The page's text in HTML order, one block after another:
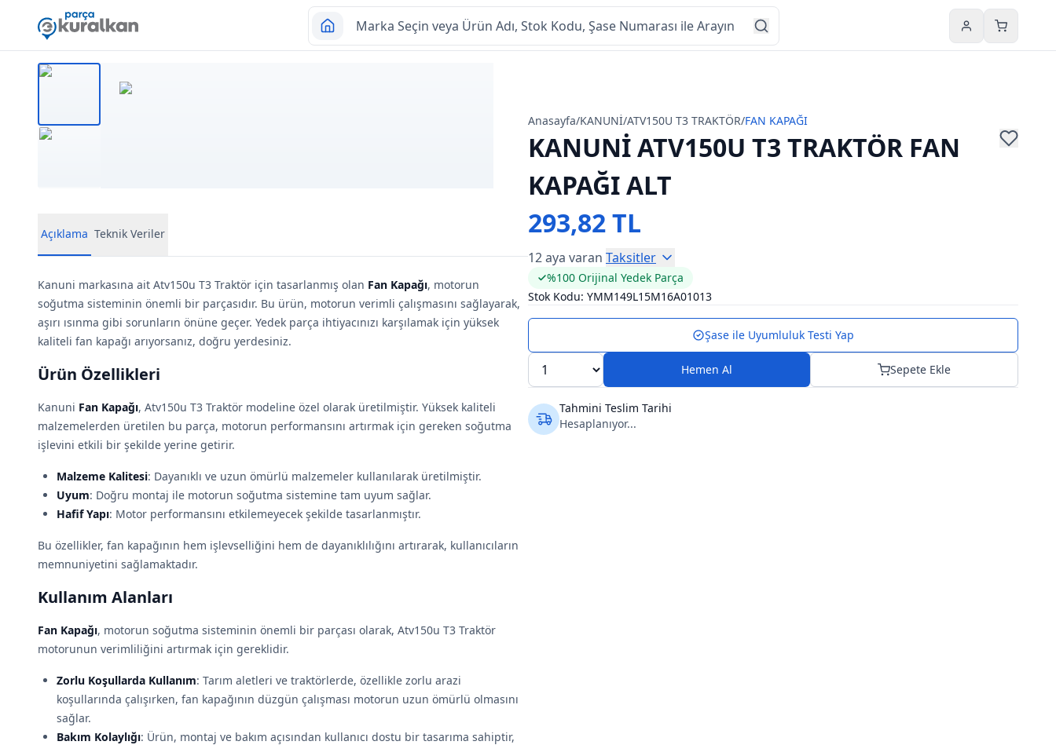
HesabımSepetim
Anasayfa/KANUNİ/ATV150U T3 TRAKTÖR/FAN KAPAĞI
KANUNİ ATV150U T3 TRAKTÖR FAN
KAPAĞI ALT
293,82 TL
12 aya varan Taksitler
%100 Orijinal Yedek Parça
Stok Kodu: YMM149L15M16A01013
Şase ile Uyumluluk Testi Yap
Hemen Al Sepete Ekle
Tahmini Teslim Tarihi
Hesaplanıyor...
Açıklama Teknik Veriler
Kanuni markasına ait Atv150u T3 Traktör için tasarlanmış olan Fan Kapağı, motorun
soğutma sisteminin önemli bir parçasıdır. Bu ürün, motorun verimli çalışmasını sağlayarak,
aşırı ısınma gibi sorunların önüne geçer. Yedek parça ihtiyacınızı karşılamak için yüksek
kaliteli fan kapağı arıyorsanız, doğru yerdesiniz.
Ürün Özellikleri
Kanuni Fan Kapağı, Atv150u T3 Traktör modeline özel olarak üretilmiştir. Yüksek kaliteli
malzemelerden üretilen bu parça, motorun performansını artırmak için gereken soğutma
işlevini etkili bir şekilde yerine getirir.
Malzeme Kalitesi: Dayanıklı ve uzun ömürlü malzemeler kullanılarak üretilmiştir.
Uyum: Doğru montaj ile motorun soğutma sistemine tam uyum sağlar.
Hafif Yapı: Motor performansını etkilemeyecek şekilde tasarlanmıştır.
Bu özellikler, fan kapağının hem işlevselliğini hem de dayanıklılığını artırarak, kullanıcıların
memnuniyetini sağlamaktadır.
Kullanım Alanları
Fan Kapağı, motorun soğutma sisteminin önemli bir parçası olarak, Atv150u T3 Traktör
motorunun verimliliğini artırmak için gereklidir.
Zorlu Koşullarda Kullanım: Tarım aletleri ve traktörlerde, özellikle zorlu arazi
koşullarında çalışırken, fan kapağının düzgün çalışması motorun uzun ömürlü olmasını
sağlar.
Bakım Kolaylığı: Ürün, montaj ve bakım açısından kullanıcı dostu bir tasarıma sahiptir,